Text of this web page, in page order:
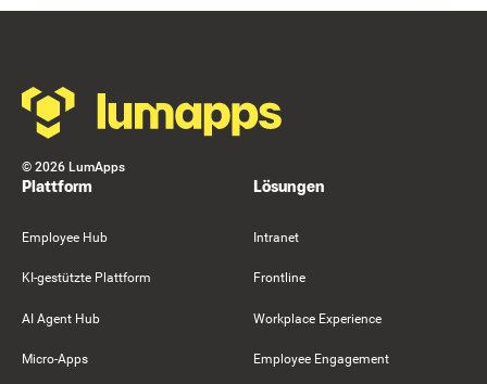
© 2026 LumApps
Plattform
Employee Hub
KI-gestützte Plattform
AI Agent Hub
Micro-Apps
Lösungen
Intranet
Frontline
Workplace Experience
Employee Engagement